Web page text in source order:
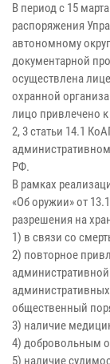
В период с 15
распоряжения
автономному
документарной
осуществлена
охранной
лицо привлечено
2, 3 статьи 14.1
РФ.
В рамках
«Об оружии» от
разрешения на
1) в связи со
2) повторное
общественный
3) наличие
4) добровольным
5) наличие